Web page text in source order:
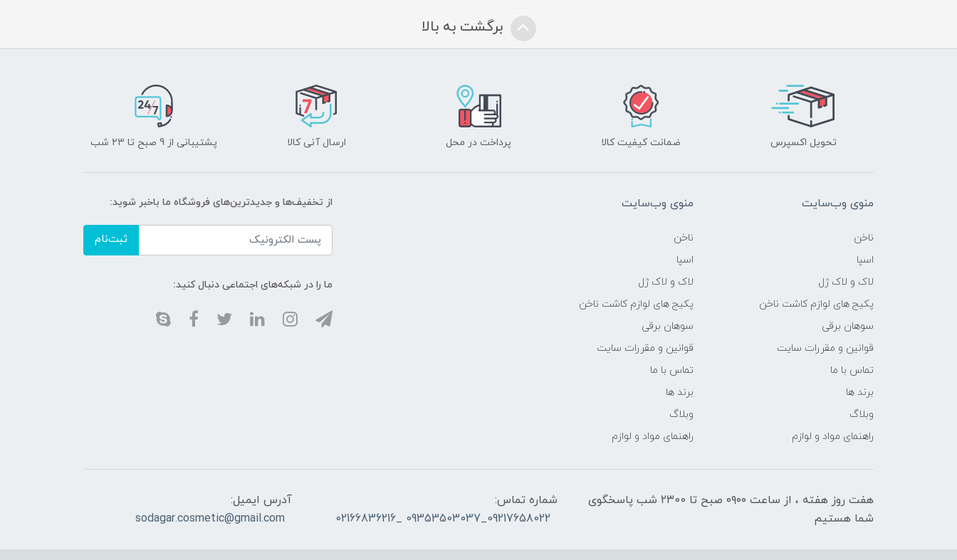
برگشت به بالا
تحویل اکسپرس ضمانت کیفیت کالا پرداخت در محل ارسال آنی کالا پشتیبانی از 9 صبح تا 23 شب
منوی وب‌سایت
ناخن
اسپا
لاک و لاک ژل
پکیج های لوازم کاشت ناخن
سوهان برقی
قوانین و مقررات سایت
تماس با ما
برند ها
وبلاگ
راهنمای مواد و لوازم
منوی وب‌سایت
ناخن
اسپا
لاک و لاک ژل
پکیج های لوازم کاشت ناخن
سوهان برقی
قوانین و مقررات سایت
تماس با ما
برند ها
وبلاگ
راهنمای مواد و لوازم
از تخفیف‌ها و جدیدترین‌های فروشگاه ما باخبر شوید:
ثبت‌نام
ما را در شبکه‌های اجتماعی دنبال کنید:
هفت روز هفته ، از ساعت ۰۹۰۰ صبح تا ۲۳00 شب پاسخگوی
شما هستیم
شماره تماس:
09217658022_09353503037 _02166836216
آدرس ایمیل:
sodagar.cosmetic@gmail.com